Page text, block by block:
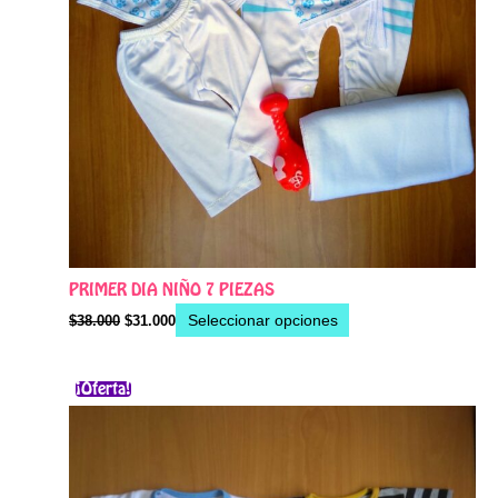
PRIMER DIA NIÑO 7 PIEZAS
$38.000 $31.000 Seleccionar opciones
página
de
producto
¡Oferta!
El
precio
producto
variantes.